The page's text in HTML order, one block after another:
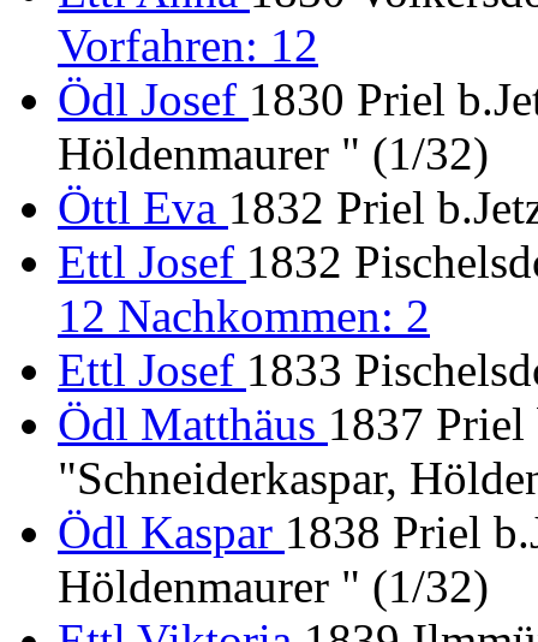
Vorfahren: 12
Ödl Josef 1830 Priel
Höldenmaurer " (1/32)
Öttl Eva 1832 Priel
Ettl Josef 1832
12 Nachkommen: 2
Ettl Josef 1833
Ödl Matthäus 1837
"Schneiderkaspar,
Ödl Kaspar 1838 Priel
Höldenmaurer " (1/32)